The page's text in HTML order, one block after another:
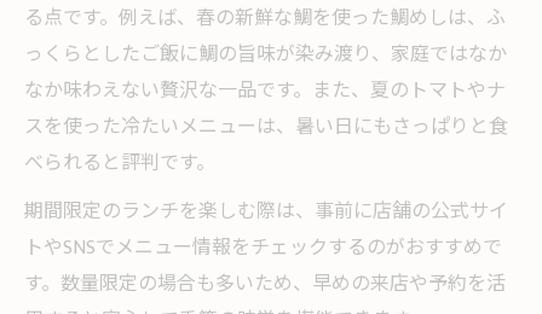
る点です。例えば、春の新鮮な鯛を使った鯛めしは、ふ
っくらとしたご飯に鯛の旨味が染み渡り、家庭ではなか
なか味わえない贅沢な一品です。また、夏のトマトやナ
スを使った冷たいメニューは、暑い日にもさっぱりと食
べられると評判です。
期間限定のランチを楽しむ際は、事前に店舗の公式サイ
トやSNSでメニュー情報をチェックするのがおすすめで
す。数量限定の場合も多いため、早めの来店や予約を活